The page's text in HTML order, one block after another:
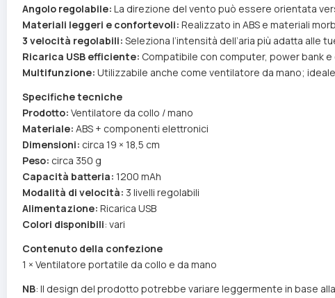
Angolo regolabile: La direzione del vento può essere orientata
Materiali leggeri e confortevoli: Realizzato in ABS e materiali
3 velocità regolabili: Seleziona l’intensità dell’aria più adatta alle
Ricarica USB efficiente: Compatibile con computer, power bank
Multifunzione: Utilizzabile anche come ventilatore da mano;
Specifiche tecniche
Prodotto: Ventilatore da collo / mano
Materiale: ABS + componenti elettronici
Dimensioni: circa 19 × 18,5 cm
Peso: circa 350 g
Capacità batteria: 1200 mAh
Modalità di velocità: 3 livelli regolabili
Alimentazione: Ricarica USB
Colori disponibili: vari
Contenuto della confezione
1 × Ventilatore portatile da collo e da mano
NB: Il design del prodotto potrebbe variare leggermente in base